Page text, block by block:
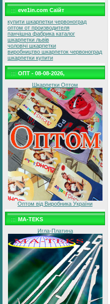
eve1in.com Саїйт
купити шкарпетки червоноград
оптом от производителя
панчішна фабрика каталог
шкарпетки львів
чоловічі шкарпетки
виробництво шкарпеток червоноград
шкарпетки купити
ОПТ - 08-08-2026,
Шкарпетки Оптом
Оптом від Виробника України
MA-TEKS
Игла-Платина